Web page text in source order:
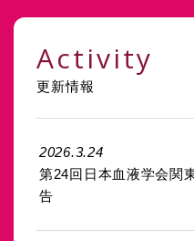
Activity
更新情報
2026.3.24
第24回日本血液学会関
告